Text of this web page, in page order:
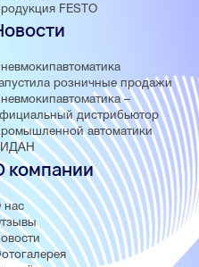
FESTO
розничные продажи
–
дистрибьютор
автоматики
компании
нас